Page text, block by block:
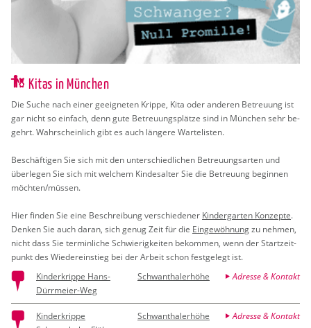
Kitas in München
Die Suche nach einer ge­eig­ne­ten Krip­pe, Kita oder an­de­ren Be­treu­ung ist
gar nicht so ein­fach, denn gute Be­treu­ungs­plät­ze sind in Mün­chen sehr be­
gehrt. Wahr­schein­lich gibt es auch län­ge­re War­te­lis­ten.
Be­schäf­ti­gen Sie sich mit den un­ter­schied­li­chen Be­treu­ungs­ar­ten und
über­le­gen Sie sich mit wel­chem Kin­des­al­ter Sie die Be­treu­ung be­gin­nen
möch­ten/müs­sen.
Hier fin­den Sie eine Be­schrei­bung ver­schie­de­ner Kin­der­gar­ten Kon­zep­te.
Den­ken Sie auch daran, sich genug Zeit für die Ein­ge­wöh­nungzu neh­men,
nicht dass Sie ter­min­li­che Schwie­rig­kei­ten be­kom­men, wenn der Start­zeit­
punkt des Wie­der­ein­stieg bei der Ar­beit schon fest­ge­legt ist.
Kinderkrippe Hans-
Dürrmeier-Weg
Schwanthalerhöhe Adresse & Kontakt
Kinderkrippe
Schwanthalerhöhe Adresse & Kontakt